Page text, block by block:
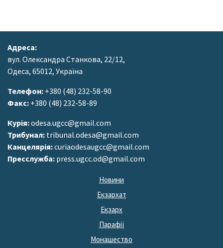
Адреса:
вул. Олександра Станкова, 22/12,
Одеса, 65012, Україна
Телефон: +380 (48) 232-58-90
Факс: +380 (48) 232-58-89
Курія:odesa.ugcc@gmail.com
Трибунал: tribunal.odesa@gmail.com
Канцелярія:curiaodesaugcc@gmail.com
Пресслужба: press.ugcc.od@gmail.com
Новини
Екзархат
Екзарх
Парафії
Монашество